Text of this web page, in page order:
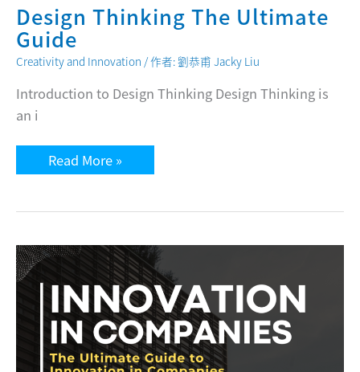
Design Thinking The Ultimate
Guide
Creativity and Innovation / 作者:劉恭甫 Jacky Liu
Introduction to Design Thinking Design Thinking is
an i
Design
Thinking
Guide
Read More »